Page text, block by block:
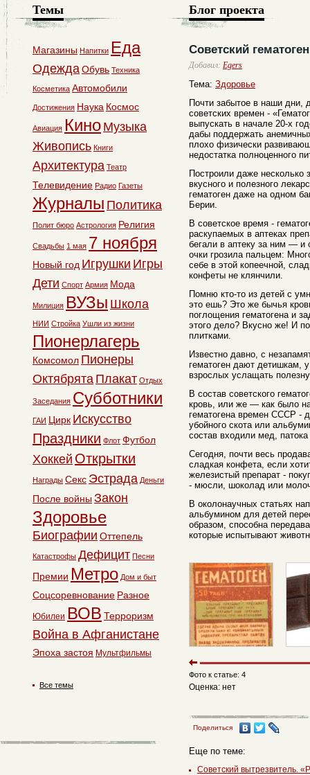
Блог проекта
Советский
Добавил: Egers
Тема: Здоровье
Почти забытое в наши дни,
советских времен -
выпускать в начале 20-х
дабы поддержать
плохо физически
недостатка полноценного
Построили даже несколько
вкусного и полезного
гематоген даже на одном
Берии.
В советское время -
раскупаемых в аптеках
бегали в аптеку за ним — и
очки грозила пальцем:
себе в этой копеечной,
конфеты не клянчили.
Помню кто-то из детей с
это ешь? Это же бычья
поглощения гематогена и
этого дело? Вкусно же! И
плитками.
Известно давно, с
гематоген дают детишкам,
взрослых услащать
В состав советского
кровь, или же — как было
гематогена времен СССР -
убойного скота или
состав входили мед,
Сегодня, почти весь
сладкая конфета, если
железистый препарат -
- мюсли, шоколад или
В околонаучных статьях
альбумином для детей
образом, способна
которые испытывают
Фото к статье: 4
Оценка: нет
Поделиться
Еще по теме:
Советский вытрезвитель.
Темы
Магазины Напитки Еда
ОдеждаОбувь Техника
Косметика Автомобили
Достижения Наука Космос
Авиация Кино Музыка
Живопись Книги
Архитектура Театр
Телевидение Радио Газеты
Журналы Политика
Полит бюро Астрология Религия
Свадьбы 1 мая 7 ноября
Новый год Игрушки Игры
Дети Спорт Армия Мода
Милиция ВУЗы Школа
НИИ Стройка Ушли из жизни
Пионерлагерь
Комсомол Пионеры
Октябрята Плакат Отдых
Заседания Субботники
ГАИ Цирк Искусство
Праздники Флот Футбол
Хоккей Открытки
Награды Секс Эстрада Деньги
После войны Закон
Здоровье
Биографии Оттепель
Катастрофы Дефицит Песни
Премии Метро Дом и быт
Соцсоревнование Разное
Юбилеи ВОВ Терроризм
Война в Афганистане
Эпоха застоя Мультфильмы
Все темы